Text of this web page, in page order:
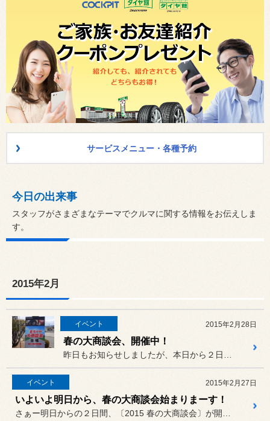
サービスメニュー・各種予約
今日の出来事
スタッフがさまざまなテーマでクルマに関する情報をお伝えしま
す。
2015年2月
イベント 2015年2月28日
春の大商談会、開催中！
イベント 2015年2月27日
いよいよ明日から、春の大商談会始まりまーす！